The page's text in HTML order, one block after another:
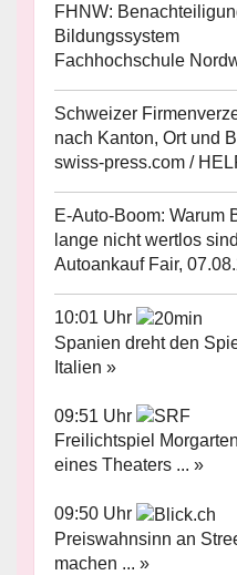
FHNW:
Bildungssystem
Fachhochschule
Schweizer
nach Kanton, Ort und
swiss-press.com /
E-Auto-Boom: Warum
lange nicht wertlos sind
Autoankauf Fair,
10:01 Uhr
Spanien dreht den
Italien »
09:51 Uhr
Freilichtspiel
eines Theaters ... »
09:50 Uhr
Preiswahnsinn an
machen ... »